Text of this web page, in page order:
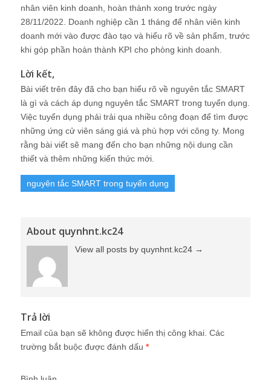
nhân viên kinh doanh, hoàn thành xong trước ngày
28/11/2022. Doanh nghiệp cần 1 tháng để nhân viên kinh
doanh mới vào được đào tạo và hiểu rõ về sản phẩm, trước
khi góp phần hoàn thành KPI cho phòng kinh doanh.
Lời kết,
Bài viết trên đây đã cho bạn hiểu rõ về nguyên tắc SMART
là gì và cách áp dụng nguyên tắc SMART trong tuyển dụng.
Việc tuyển dụng phải trải qua nhiều công đoạn để tìm được
những ứng cử viên sáng giá và phù hợp với công ty. Mong
rằng bài viết sẽ mang đến cho bạn những nội dung cần
thiết và thêm những kiến thức mới.
nguyên tắc SMART trong tuyển dụng
About quynhnt.kc24
View all posts by quynhnt.kc24 →
Trả lời
Email của bạn sẽ không được hiển thị công khai. Các
trường bắt buộc được đánh dấu *